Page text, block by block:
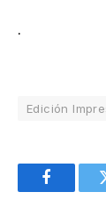
.
Edición
Facebook